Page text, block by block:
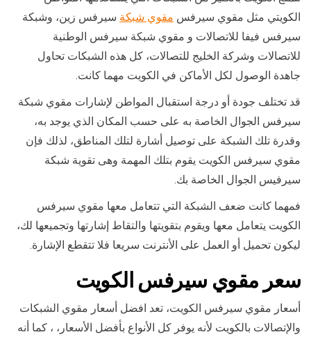
الكويتي مثل مقوي سيرفس مقوي شبكة سيرفس زين، وشبكة
سيرفس فيفا للاتصالات و مقوي شبكة سيرفس الوطنية
للاتصالات وشركة الخليج للتصالات، كل هذه الشبكات تحاول
جاهدة الوصول لكل الأماكن في الكويت مهما كانت.
قد تختلف جودة أو درجة استقبال المواطن لإشارات مقوي شبكة
سيرفس الجوال الخاصة به على حسب المكان الذي يوجد به،
وقدرة تلك الشبكة على توصيل أشارة لتلك المناطق، لذلك فإن
مقوي سيرفس الكويت يقوم بتلك المهمة وهى تقوية شبكة
سيرفيس الجوال الخاصة بك.
فمهما كانت ضعف الشبكة التي تتعامل معها مقوي سيرفس
الكويت يتعامل معها ويقوم بتقويتها والتقاط إشارتها وتجميعها لك،
ليكون تحميل أو العمل على الأنترنت سريعا فلا تتقطع الإشارة.
سعر مقوي سيرفس الكويت
أسعار مقوي سيرفس الكويت، تعد افضل أسعار مقوي الشبكات
والإتصالات بالكويت لأنه يوفر كل الأنواع بأفضل الأسعار، ، كما أنه